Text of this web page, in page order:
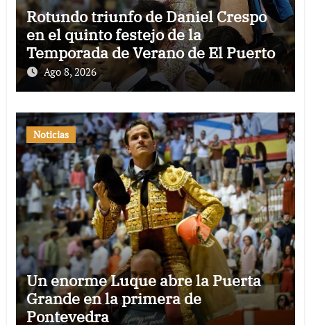
Rotundo triunfo de Daniel Crespo
en el quinto festejo de la
Temporada de Verano de El Puerto
Ago 8, 2026
Noticias
Un enorme Luque abre la Puerta
Grande en la primera de
Pontevedra